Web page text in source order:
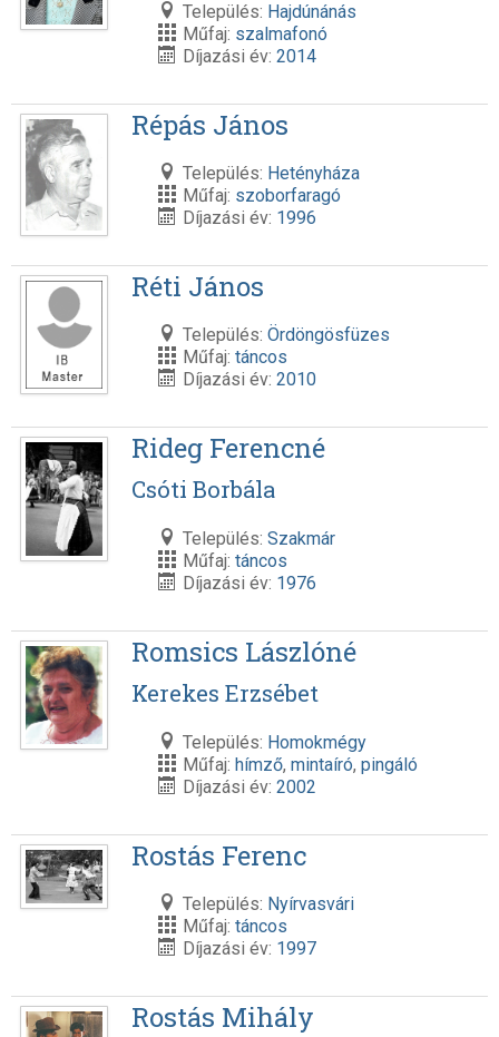
Település: Hajdúnánás
Műfaj: szalmafonó
Díjazási év: 2014
Répás János
Település: Hetényháza
Műfaj: szoborfaragó
Díjazási év: 1996
Réti János
Település: Ördöngösfüzes
Műfaj: táncos
Díjazási év: 2010
Rideg Ferencné
Csóti Borbála
Település: Szakmár
Műfaj: táncos
Díjazási év: 1976
Romsics Lászlóné
Kerekes Erzsébet
Település: Homokmégy
Műfaj: hímző, mintaíró, pingáló
Díjazási év: 2002
Rostás Ferenc
Település: Nyírvasvári
Műfaj: táncos
Díjazási év: 1997
Rostás Mihály